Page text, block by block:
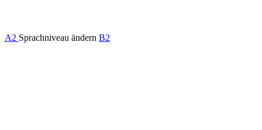
A2 Sprachniveau ändern B2